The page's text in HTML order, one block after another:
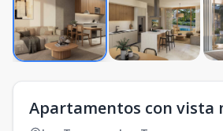
Apartamentos con vista